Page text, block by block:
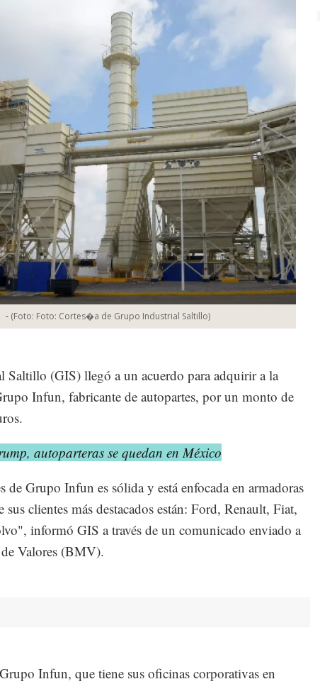
- (Foto: Foto: Cortes�a de Grupo Industrial Saltillo)
Saltillo (GIS) llegó a un acuerdo para adquirir a la
Infun, fabricante de autopartes, por un monto de
autoparteras se quedan en México
de Grupo Infun es sólida y está enfocada en armadoras
clientes más destacados están: Ford, Renault, Fiat,
informó GIS a través de un comunicado enviado a
Valores (BMV).
Infun, que tiene sus oficinas corporativas en